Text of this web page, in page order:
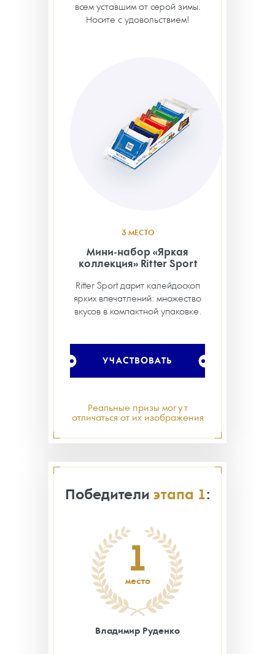
всем уставшим от серой зимы.
Носите с удовольствием!
3 МЕСТО
Мини-набор «Яркая
коллекция» Ritter Sport
Ritter Sport дарит калейдоскоп
ярких впечатлений: множество
вкусов в компактной упаковке.
УЧАСТВОВАТЬ
Реальные призы могут
отличаться от их изображения
Победители этапа 1:
1
место
Владимир Руденко